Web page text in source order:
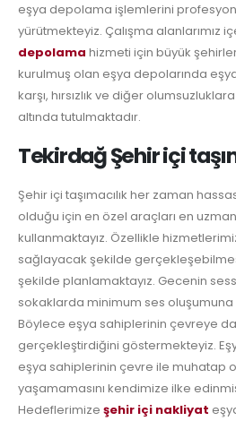
eşya depolama işlemlerini
yürütmekteyiz. Çalışma alanlarımız
depolama hizmeti için büyük
kurulmuş olan eşya depolarında
karşı, hırsızlık ve diğer
altında tutulmaktadır.
Tekirdağ Şehir içi
Şehir içi taşımacılık her zaman
olduğu için en özel araçları en uzman
kullanmaktayız. Özellikle
sağlayacak şekilde
şekilde planlamaktayız. Gecenin
sokaklarda minimum ses
Böylece eşya sahiplerinin çevreye
gerçekleştirdiğini göstermekteyiz.
eşya sahiplerinin çevre ile muhatap
yaşamamasını kendimize ilke
Hedeflerimize şehir içi nakliyat